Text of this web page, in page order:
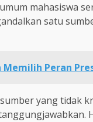
mahasiswa
satu
Memilih Peran
yang tidak